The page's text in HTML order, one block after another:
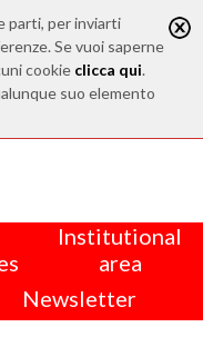
parti, per inviarti
Se vuoi saperne
cookie clicca qui.
suo elemento
Institutional
area
Newsletter